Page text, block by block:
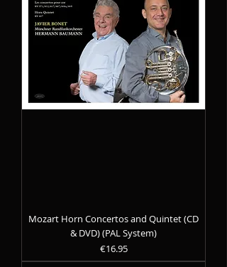
Mozart Horn Concertos and Quintet (CD
& DVD) (PAL System)
Precio
€16.95